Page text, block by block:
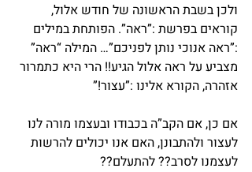
ולכן בשבת הראשונה של חודש אלול,
קוראים בפרשת :”ראה”. הפותחת במילים
:”ראה אנוכי נותן לפניכם”… המילה “ראה”
מצביע על ראה אלול הגיע!! הרי היא כתמרור
אזהרה, הקורא אלינו :”עצור!”
אם כן, אם הקב”ה בכבודו ובעצמו מורה לנו
לעצור ולהתבונן, האם אנו יכולים להרשות
לעצמנו לסרב?? להתעלם??